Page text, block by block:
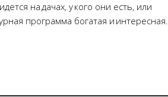
на дачах, у кого они есть, или
программа богатая и интересная.